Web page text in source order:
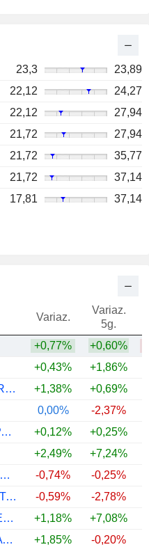
23,3
23,89
22,12
24,27
22,12
27,94
21,72
27,94
21,72
35,77
21,72
37,14
17,81 37,14
Variaz.
Variaz.
5g.
+0,77% +0,60%
+0,43% +1,86%
OJI HOLDINGS CORPORATION
+1,38% +0,69%
0,00% -2,37%
THE NAVIGATOR COMPANY, S.A.
+0,12% +0,25%
+2,49% +7,24%
SEMAPA - SOCIEDADE DE INVESTIMENTO E GESTÃO, SGPS, S.A.
-0,74% -0,25%
ADITYA BIRLA REAL ESTATE LIMITED
-0,59% -2,78%
ZHEJIANG ZHONGXIN ENVIRONMENTAL PROTECTION TECHNOLOGY GROUP CO., LTD.
+1,18% +7,08%
DAIO PAPER CORPORATION
+1,85% -0,20%